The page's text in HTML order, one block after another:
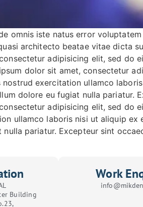
omnis iste natus error
architecto beatae vitae dicta
adipisicing elit, sed do
dolor sit amet, consectetur
nostrud exercitation ullamco
dolore eu fugiat nulla pariatur.
adipisicing elit, sed do
ullamco laboris nisi ut aliquip
pariatur. Excepteur sint
Building
Work